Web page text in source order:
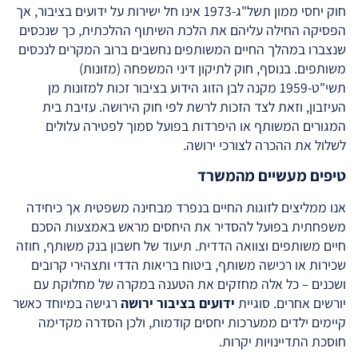
חוק יחסי ממון תשל"ג-1973 אינו חל ישירות על ידועים בציבור, אך
הפסיקה החילה עליהם את הלכת השיתוף ההלכתית, כך שנכסים
שנצברו במהלך החיים המשותפים נחשבים ברוב המקרים לנכסים
משותפים. בנוסף, חוק לתיקון דיני המשפחה (מזונות)
תשי"ט-1959 מקנה לבן הזוג הידוע בציבור זכות למזונות מן
העיזבון, וזאת לצד הזכות לרשת לפי חוק הירושה. עזיבת בית
המגורים המשותף או היפרדות בפועל סמוך לפטירה עלולים
לשלול את ההכרה לצורכי ירושה.
טיפים מעשיים מהמשרד
אנו ממליצים לזוגות החיים בנפרד מבחינה משפטית אך כיחידה
משפחתית בפועל להסדיר את היחסים מראש באמצעות הסכם
חיים משותפים וצוואה הדדית. תיעוד של חשבון בנק משותף, חוזה
שכירות או רכישה משותף, ביטוח בריאות הדדי ותצהירי קרובים
ושכנים – כל אלה מחזקים את הטענה במקרה של מחלוקת עם
יורשים אחרים. סוגיית ידועים בציבור ירושה רגישה במיוחד כאשר
קיימים ילדים ממערכות יחסים קודמות, ולכן הסדרה מקדימה
חוסכת התדיינויות יקרות.